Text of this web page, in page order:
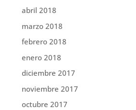
abril 2018
marzo 2018
febrero 2018
enero 2018
diciembre 2017
noviembre 2017
octubre 2017